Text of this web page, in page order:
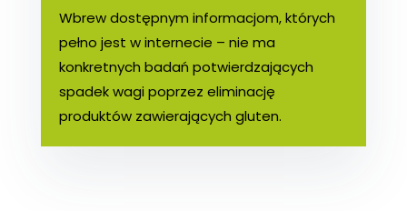
Wbrew dostępnym informacjom, których
pełno jest w internecie – nie ma
konkretnych badań potwierdzających
spadek wagi poprzez eliminację
produktów zawierających gluten.